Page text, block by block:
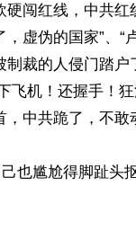
闯红线，中共
虚伪的国家”、“
制裁的人侵门踏
飞机！还握手！
中共跪了，不敢
也尴尬得脚趾头